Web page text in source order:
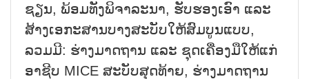
ຊຽນ, ພ້ອມທັງພິຈາລະນາ, ຮັບຮອງເອົາ ແລະ
ສ້າງເອກະສານບາງສະບັບໃຫ້ສົມບູນແບບ,
ລວມມີ: ຮ່າງມາດຖານ ແລະ ຊຸດເຄື່ອງມືໃຫ້ແກ່
ອາຊີບ MICE ສະບັບສຸດທ້າຍ, ຮ່າງມາດຖານ